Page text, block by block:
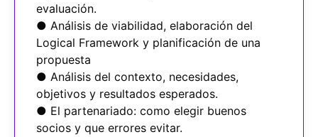
evaluación.
● Análisis de viabilidad, elaboración del
Logical Framework y planificación de una
propuesta
● Análisis del contexto, necesidades,
objetivos y resultados esperados.
● El partenariado: como elegir buenos
socios y que errores evitar.